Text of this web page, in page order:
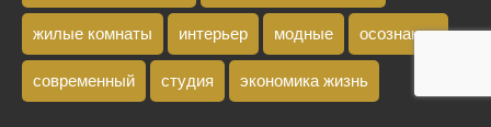
жилые комнаты интерьер модные осознание
современный студия экономика жизнь